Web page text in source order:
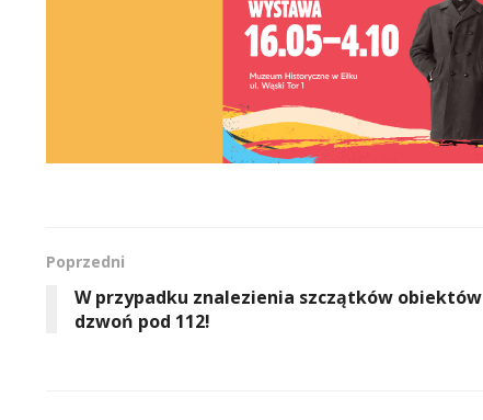
Poprzedni
W przypadku znalezienia szczątków obiektów
dzwoń pod 112!